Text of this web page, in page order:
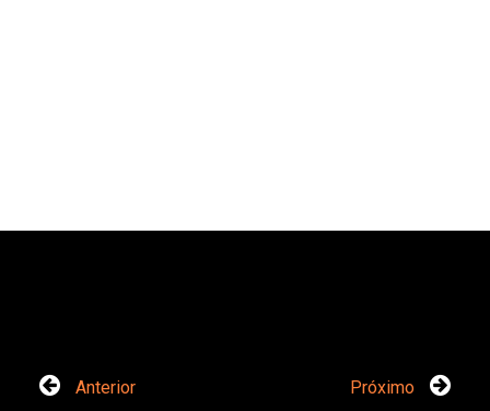
Anterior Próximo